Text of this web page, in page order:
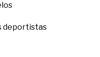
deportistas